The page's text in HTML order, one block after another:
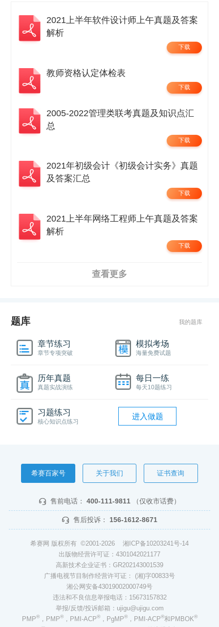
2021上半年软件设计师上午真题及答案
解析
下载
教师资格认定体检表
下载
2005-2022管理类联考真题及知识点汇
总
下载
2021年初级会计《初级会计实务》真题
及答案汇总
下载
2021上半年网络工程师上午真题及答案
解析
下载
查看更多
题库 我的题库
章节练习
章节专项突破
模拟考场
海量免费试题
历年真题
真题实战演练
每日一练
每天10题练习
习题练习
核心知识点练习
进入做题
希赛百家号 关于我们 证书查询
售前电话： 400-111-9811 （仅收市话费）
售后投诉： 156-1612-8671
希赛网 版权所有 ©2001-2026 湘ICP备10203241号-14
出版物经营许可证：4301042021177
高新技术企业证书：GR202143001539
广播电视节目制作经营许可证： (湘)字00833号
湘公网安备43019002000749号
违法和不良信息举报电话：15673157832
举报/反馈/投诉邮箱：ujigu@ujigu.com
PMP®，PMP®，PMI-ACP®，PgMP®，PMI-ACP®和PMBOK®